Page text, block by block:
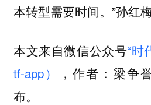
本转型需要时间。”孙红梅
本文来自微信公众号“时
tf-app）
，作者：梁争
布。